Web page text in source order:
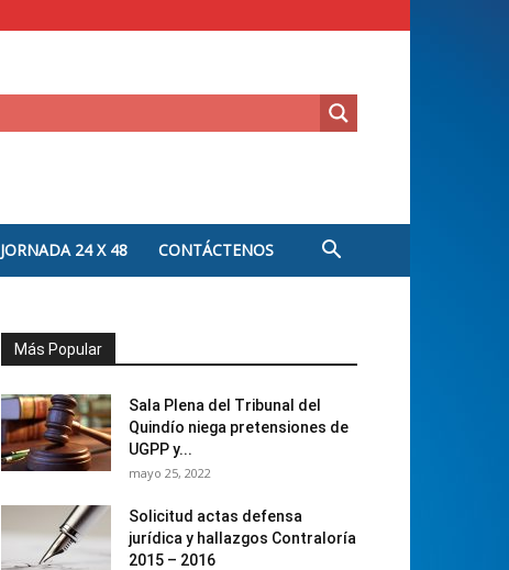
JORNADA 24 X 48 CONTÁCTENOS
Más Popular
Sala Plena del Tribunal del
Quindío niega pretensiones de
UGPP y...
mayo 25, 2022
Solicitud actas defensa
jurídica y hallazgos Contraloría
2015 – 2016